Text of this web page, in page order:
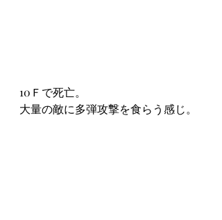
10Ｆで死亡。
大量の敵に多弾攻撃を食らう感じ。